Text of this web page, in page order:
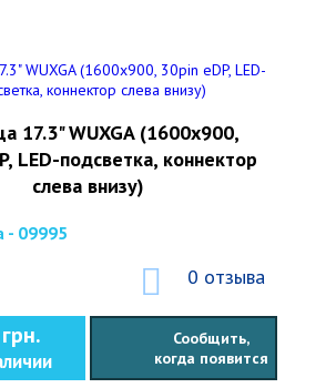
17.3" WUXGA (1600х900,
LED-подсветка, коннектор
слева внизу)
- 09995
0 отзыва
Сообщить,
когда появится